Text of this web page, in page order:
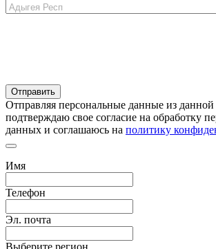
Отправляя персональные данные из
подтверждаю свое согласие на обработку
данных и соглашаюсь на политику
Имя
Телефон
Эл. почта